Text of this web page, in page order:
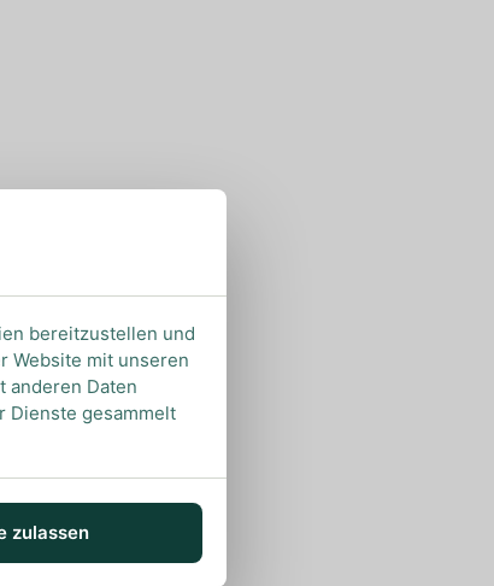
bereitzustellen und
Website mit unseren
anderen Daten
Dienste gesammelt
zulassen